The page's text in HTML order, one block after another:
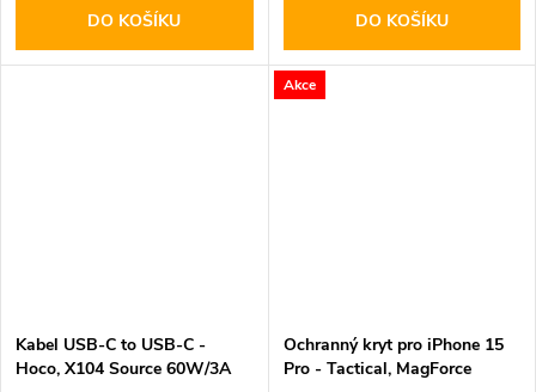
DO KOŠÍKU DO KOŠÍKU
Kabel USB-C to USB-C -
Hoco, X104 Source 60W/3A
Akce
Ochranný kryt pro iPhone 15
Pro - Tactical, MagForce